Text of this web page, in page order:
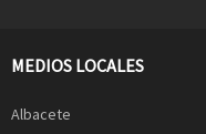
MEDIOS LOCALES
Albacete